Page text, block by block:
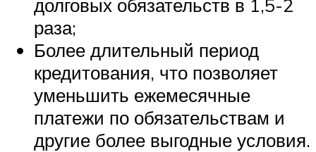
долговых обязательств в 1,5-2
раза;
Более длительный период
кредитования, что позволяет
уменьшить ежемесячные
платежи по обязательствам и
другие более выгодные условия.